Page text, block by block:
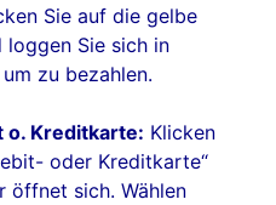
Sie auf die gelbe
loggen Sie sich in
zu bezahlen.
o. Kreditkarte: Klicken
oder Kreditkarte“
öffnet sich. Wählen